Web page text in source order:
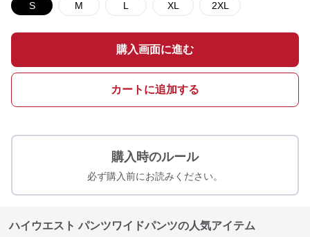
S M L XL 2XL
購入画面に進む
カートに追加する
購入時のルール
必ず購入前にお読みください。
ハイウエスト パンツワイドパンツの人気アイテム